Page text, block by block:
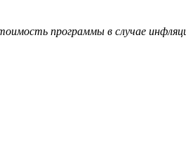
программы в случае